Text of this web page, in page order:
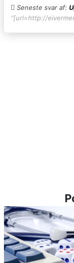
Seneste svar af:
"[url=http://